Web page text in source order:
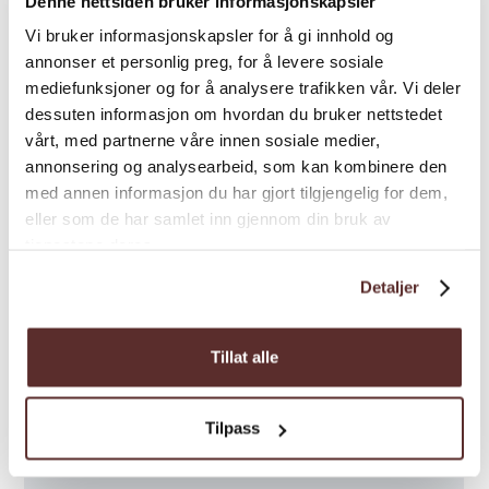
Vi bruker informasjonskapsler for å gi innhold og
annonser et personlig preg, for å levere sosiale
mediefunksjoner og for å analysere trafikken vår. Vi deler
dessuten informasjon om hvordan du bruker nettstedet
vårt, med partnerne våre innen sosiale medier,
annonsering og analysearbeid, som kan kombinere den
med annen informasjon du har gjort tilgjengelig for dem,
eller som de har samlet inn gjennom din bruk av
Detaljer
Tillat alle
Tilpass
Kjeåsen ist vom 01.04. bis 31.10. verfügbar –
abhängig von kleinen / normalen
Schneemengen. Sie könnten später öffnen
und/oder früher schließen, je nach Schnee-,
Eis- und Wetterbedingungen. Die
Zufahrtstrasse zum Aussichtspunkt Kjeåsen
kann aufgrund Schnee, Eis oder anderen
Wetterbedingungen später geöffnet und/oder
Einige Informationen zur Geschichte von
Kjeaasen:
Heute kann man mit dem Auto durch einen
Tunnel fahren, den die Kraftwerkbauarbeiter
in Sima in den Berg gesprengt haben. Vor
Fertigstellung der Straße führte nur dieser
Karte